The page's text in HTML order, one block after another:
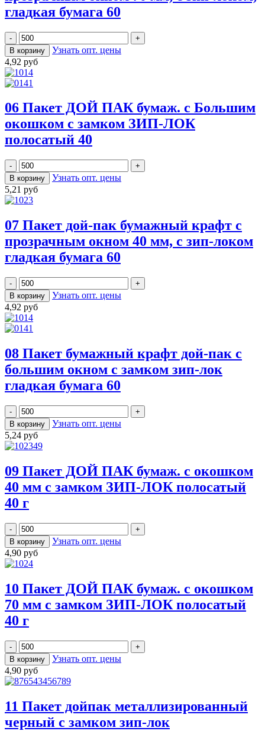
гладкая бумага 60
Узнать опт. цены
4,92 руб
06 Пакет ДОЙ ПАК бумаж. с Большим
окошком с замком ЗИП-ЛОК
полосатый 40
Узнать опт. цены
5,21 руб
07 Пакет дой-пак бумажный крафт с
прозрачным окном 40 мм, с зип-локом
гладкая бумага 60
Узнать опт. цены
4,92 руб
08 Пакет бумажный крафт дой-пак с
большим окном с замком зип-лок
гладкая бумага 60
Узнать опт. цены
5,24 руб
09 Пакет ДОЙ ПАК бумаж. с окошком
40 мм с замком ЗИП-ЛОК полосатый
40 г
Узнать опт. цены
4,90 руб
10 Пакет ДОЙ ПАК бумаж. с окошком
70 мм с замком ЗИП-ЛОК полосатый
40 г
Узнать опт. цены
4,90 руб
11 Пакет дойпак металлизированный
черный с замком зип-лок